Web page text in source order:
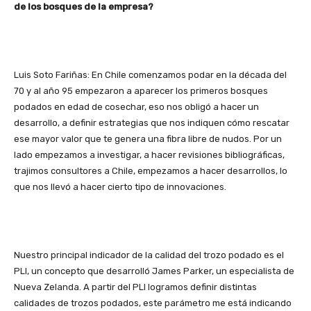
de los bosques de la empresa?
Luis Soto Fariñas: En Chile comenzamos podar en la década del
70 y al año 95 empezaron a aparecer los primeros bosques
podados en edad de cosechar, eso nos obligó a hacer un
desarrollo, a definir estrategias que nos indiquen cómo rescatar
ese mayor valor que te genera una fibra libre de nudos. Por un
lado empezamos a investigar, a hacer revisiones bibliográficas,
trajimos consultores a Chile, empezamos a hacer desarrollos, lo
que nos llevó a hacer cierto tipo de innovaciones.
Nuestro principal indicador de la calidad del trozo podado es el
PLI, un concepto que desarrolló James Parker, un especialista de
Nueva Zelanda. A partir del PLI logramos definir distintas
calidades de trozos podados, este parámetro me está indicando